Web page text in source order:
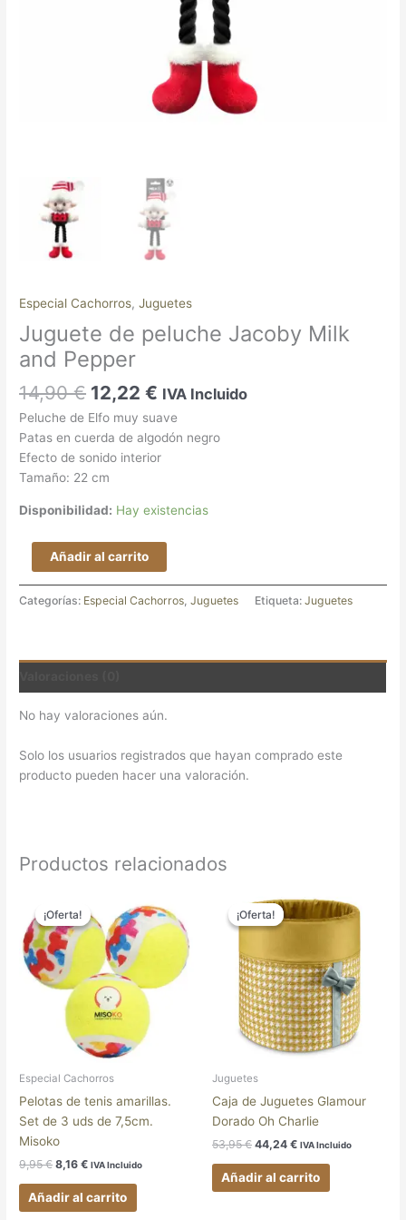
Especial Cachorros,Juguetes
Juguete de peluche Jacoby Milk
and Pepper
14,90€ 12,22€ IVA Incluido
Peluche de Elfo muy suave
Patas en cuerda de algodón negro
Efecto de sonido interior
Tamaño: 22 cm
Disponibilidad: Hay existencias
Añadir al carrito
Categorías: Especial Cachorros ,Juguetes Etiqueta:Juguetes
No hay valoraciones aún.
Solo los usuarios registrados que hayan comprado este
producto pueden hacer una valoración.
Productos relacionados
¡Oferta!
¡Oferta!
Especial Cachorros
Pelotas de tenis amarillas.
Set de 3 uds de 7,5cm.
Misoko
9,95€
precio
original
era:
9,95 €.
8,16€
actual
es:
8,16 €.
IVA Incluido
Añadir al carrito
¡Oferta!
¡Oferta!
Juguetes
Caja de Juguetes Glamour
Dorado Oh Charlie
53,95€
precio
original
44,24 €
precio
actual
IVA Incluido
Añadir al carrito